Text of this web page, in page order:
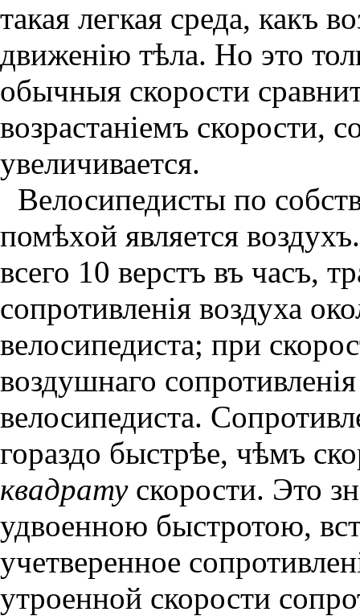
такая легкая среда, какъ
движенiю тѣла. Но это
обычныя скорости
возрастанiемъ скорости,
увеличивается.
Велосипедисты по
помѣхой является
всего 10 верстъ въ часъ,
сопротивленiя воздуха
велосипедиста; при
воздушнаго
велосипедиста.
гораздо быстрѣе, чѣмъ
квадратускорости. Это
удвоенною быстротою,
учетверенное
утроенной скорости